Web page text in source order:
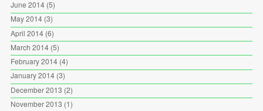
June 2014(5)
May 2014(3)
April 2014(6)
March 2014(5)
February 2014(4)
January 2014(3)
December 2013 (2)
November 2013 (1)